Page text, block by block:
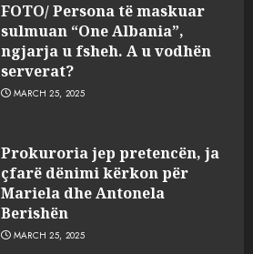
FOTO/ Persona të maskuar
sulmuan “One Albania”,
ngjarja u fsheh. A u vodhën
serverat?
MARCH 25, 2025
Prokuroria jep pretencën, ja
çfarë dënimi kërkon për
Mariela dhe Antonela
Berishën
MARCH 25, 2025